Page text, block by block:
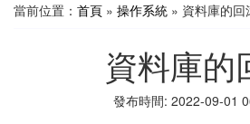
當前位置： 首頁 » 操作系統 » 資料庫的回
資料庫的
發布時間: 2022-09-01